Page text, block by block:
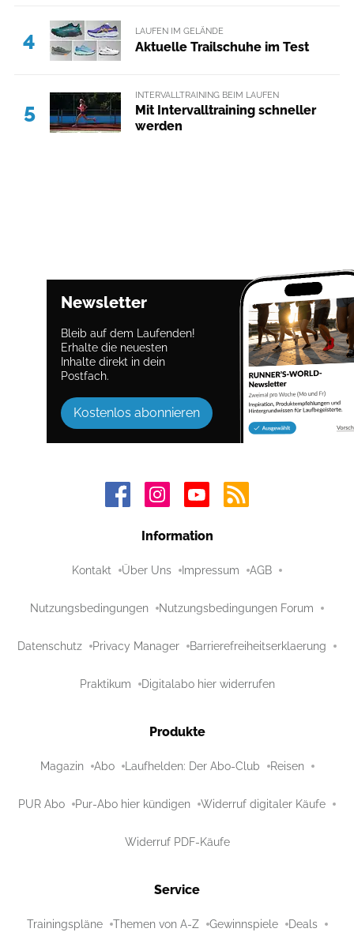
4 LAUFEN IM GELÄNDE
Aktuelle Trailschuhe im Test
5
INTERVALLTRAINING BEIM LAUFEN
Mit Intervalltraining schneller
werden
Newsletter
Bleib auf dem Laufenden!
Erhalte die neuesten
Inhalte direkt in dein
Postfach.
Kostenlos abonnieren
Information
Kontakt Über Uns Impressum AGB
Nutzungsbedingungen Nutzungsbedingungen Forum
Datenschutz Privacy Manager Barrierefreiheitserklaerung
Praktikum Digitalabo hier widerrufen
Produkte
Magazin Abo Laufhelden: Der Abo-Club Reisen
PUR Abo Pur-Abo hier kündigen Widerruf digitaler Käufe
Widerruf PDF-Käufe
Service
Trainingspläne Themen von A-Z Gewinnspiele Deals